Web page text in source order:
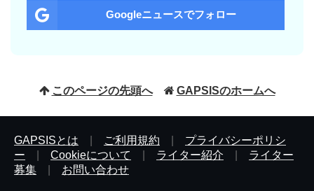
Googleニュースでフォロー
このページの先頭へ GAPSISのホームへ
GAPSISとは ご利用規約
プライバシーポリシ
ー
Cookieについて ライター紹介
ライター
募集
お問い合わせ